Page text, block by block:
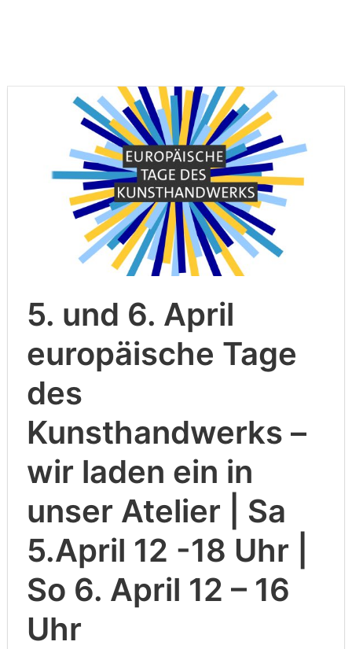
Skip
5. und 6. April
europäische Tage
des
Kunsthandwerks –
wir laden ein in
unser Atelier | Sa
5.April 12 -18 Uhr |
So 6. April 12 – 16
Uhr